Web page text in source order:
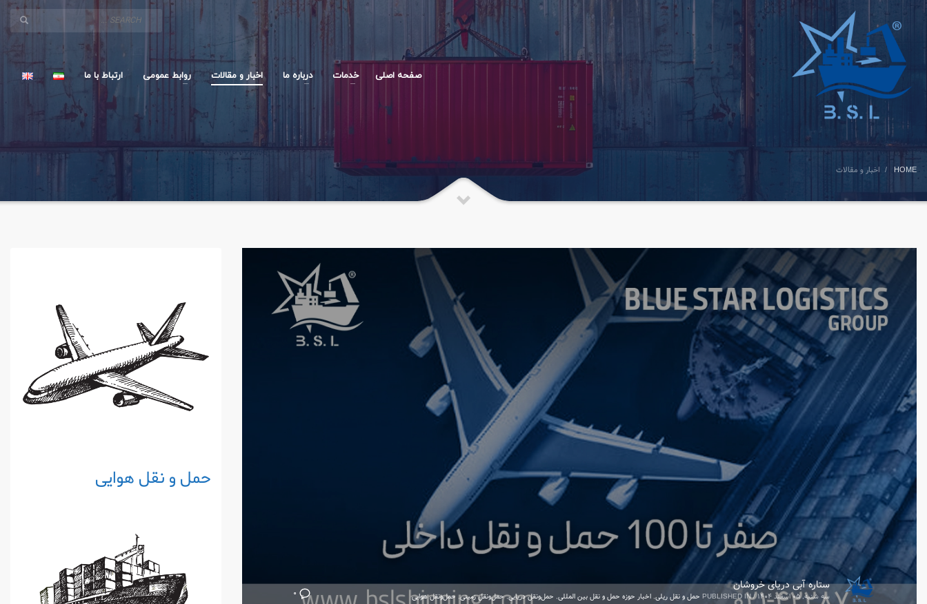
صفحه اصلی خدمات درباره ما اخبار و مقالات روابط عمومی ارتباط با ما
HOME اخبار و مقالات
۰
ستاره آبی دریای خروشان
سه شنبه, ۰۵ اسفند ۱۴۰۴ /
PUBLISHED IN حمل‌ و نقل ریلی, اخبار حوزه حمل و نقل بین المللی, حمل‌ونقل دریایی,حمل‌ونقل زمینی, حمل‌ونقل هوایی
حمل و نقل هوایی